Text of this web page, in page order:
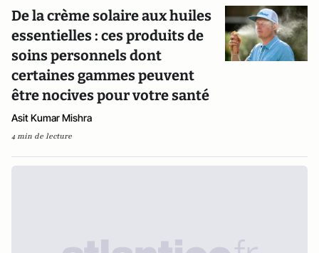
De la crème solaire aux huiles
essentielles : ces produits de
soins personnels dont
certaines gammes peuvent
être nocives pour votre santé
Asit Kumar Mishra
4 min de lecture